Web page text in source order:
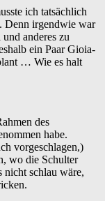
ich tatsächlich
Denn irgendwie war
anderes zu
ein Paar Gioia-
… Wie es halt
des
habe.
vorgeschlagen,)
wo die Schulter
nicht schlau wäre,